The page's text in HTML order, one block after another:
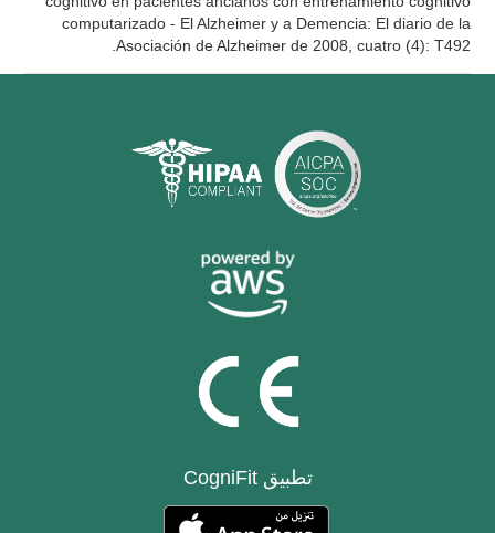
computarizado - El Alzheimer y a Demencia: El diario de la
Asociación de Alzheimer de 2008, cuatro (4): T492.
تطبيق CogniFit